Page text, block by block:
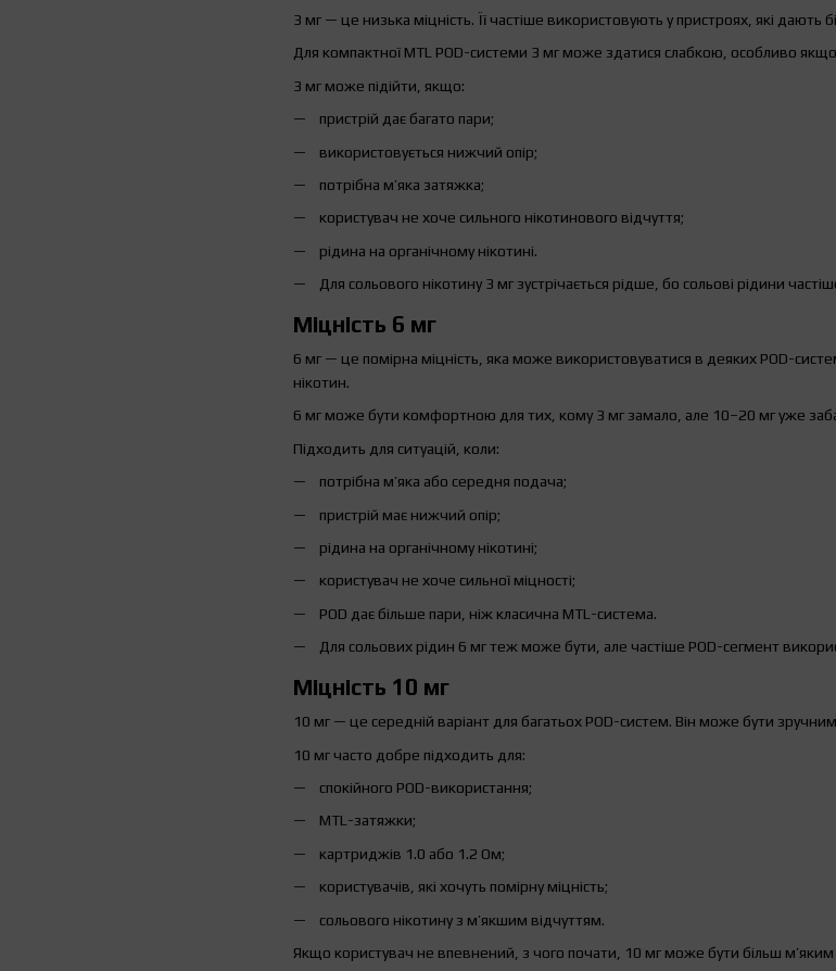
3 мг — це низька міцність. Її частіше використовують у пристроях, які дають
Для компактної MTL POD-системи 3 мг може здатися слабкою, особливо якщо
3 мг може підійти, якщо:
пристрій дає багато пари;
використовується нижчий опір;
потрібна м’яка затяжка;
користувач не хоче сильного нікотинового відчуття;
рідина на органічному нікотині.
Для сольового нікотину 3 мг зустрічається рідше, бо сольові рідини
Міцність 6 мг
6 мг — це помірна міцність, яка може використовуватися в деяких POD-
нікотин.
6 мг може бути комфортною для тих, кому 3 мг замало, але 10–20 мг уже
Підходить для ситуацій, коли:
потрібна м’яка або середня подача;
пристрій має нижчий опір;
рідина на органічному нікотині;
користувач не хоче сильної міцності;
POD дає більше пари, ніж класична MTL-система.
Для сольових рідин 6 мг теж може бути, але частіше POD-сегмент
Міцність 10 мг
10 мг — це середній варіант для багатьох POD-систем. Він може бути
10 мг часто добре підходить для:
спокійного POD-використання;
MTL-затяжки;
картриджів 1.0 або 1.2 Ом;
користувачів, які хочуть помірну міцність;
сольового нікотину з м’якшим відчуттям.
Якщо користувач не впевнений, з чого почати, 10 мг може бути більш